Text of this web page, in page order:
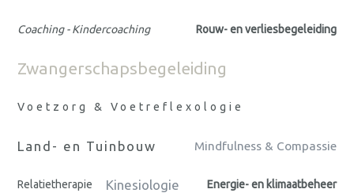
Coaching - Kindercoaching Rouw- en verliesbegeleiding
Zwangerschapsbegeleiding
Voetzorg & Voetreflexologie
Land- en Tuinbouw Mindfulness & Compassie
Relatietherapie Kinesiologie Energie- en klimaatbeheer